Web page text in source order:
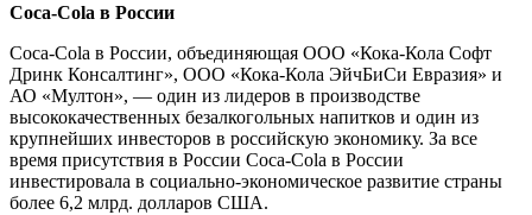
Coca-Cola в России
Coca-Cola в России, объединяющая ООО «Кока-Кола Софт
Дринк Консалтинг», ООО «Кока-Кола ЭйчБиСи Евразия» и
АО «Мултон», — один из лидеров в производстве
высококачественных безалкогольных напитков и один из
крупнейших инвесторов в российскую экономику. За все
время присутствия в России Coca-Cola в России
инвестировала в социально-экономическое развитие страны
более 6,2 млрд. долларов США.